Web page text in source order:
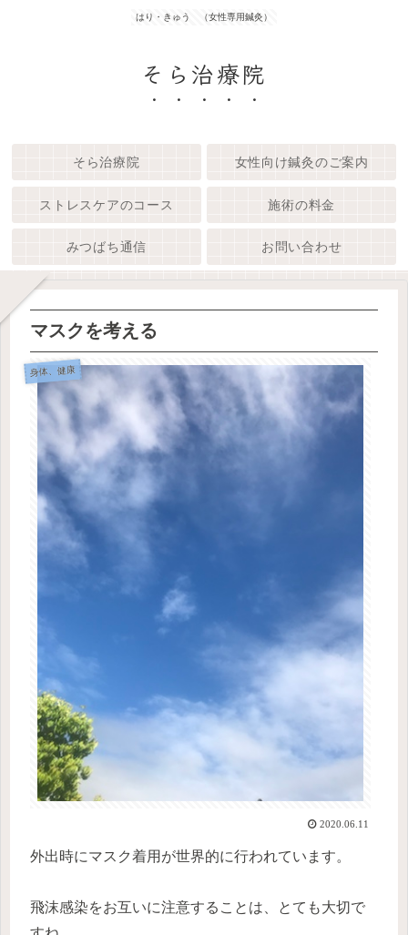
はり・きゅう （女性専用鍼灸）
そら治療院
そら治療院 女性向け鍼灸のご案内
ストレスケアのコース 施術の料金
みつばち通信 お問い合わせ
マスクを考える
身体、健康
2020.06.11
外出時にマスク着用が世界的に行われています。
飛沫感染をお互いに注意することは、とても大切で